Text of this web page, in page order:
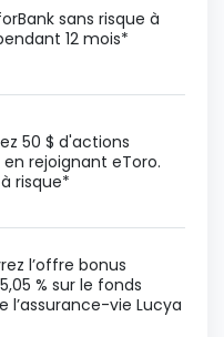
sans risque à
12 mois*
50 $ d'actions
en rejoignant eToro.
risque*
l’offre bonus
% sur le fonds
l’assurance-vie Lucya